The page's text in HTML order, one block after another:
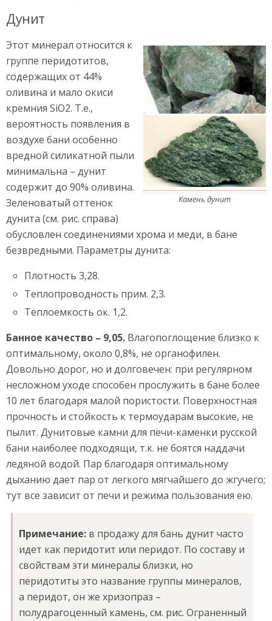
Дунит
Камень дунит
Этот минерал относится к
группе перидотитов,
содержащих от 44%
оливина и мало окиси
кремния SiO2. Т.е.,
вероятность появления в
воздухе бани особенно
вредной силикатной пыли
минимальна – дунит
содержит до 90% оливина.
Зеленоватый оттенок
дунита (см. рис. справа)
обусловлен соединениями хрома и меди, в бане
безвредными. Параметры дунита:
Плотность 3,28.
Теплопроводность прим. 2,3.
Теплоемкость ок. 1,2.
Банное качество – 9,05. Влагопоглощение близко к
оптимальному, около 0,8%, не органофилен.
Довольно дорог, но и долговечен: при регулярном
несложном уходе способен прослужить в бане более
10 лет благодаря малой пористости. Поверхностная
прочность и стойкость к термоударам высокие, не
пылит. Дунитовые камни для печи-каменки русской
бани наиболее подходящи, т.к. не боятся наддачи
ледяной водой. Пар благодаря оптимальному
дыханию дает пар от легкого мягчайшего до жгучего;
тут все зависит от печи и режима пользования ею.
Примечание: в продажу для бань дунит часто
идет как перидотит или перидот. По составу и
свойствам эти минералы близки, но
перидотиты это название группы минералов,
а перидот, он же хризопраз –
полудрагоценный камень, см. рис. Ограненный